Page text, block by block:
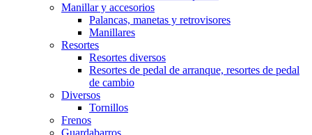
Manillar y accesorios
Palancas, manetas y retrovisores
Manillares
Resortes
Resortes diversos
Resortes de pedal de arranque, resortes de pedal
de cambio
Diversos
Tornillos
Frenos